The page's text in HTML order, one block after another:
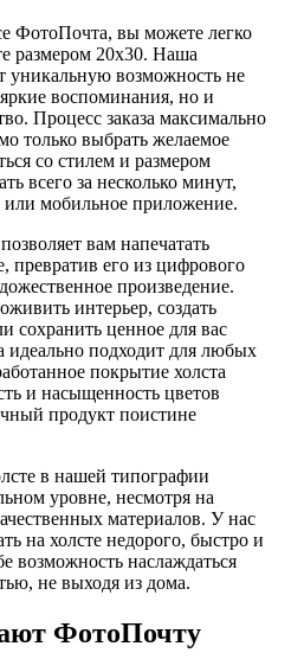
ФотоПочта, вы можете легко
размером 20х30. Наша
уникальную возможность не
воспоминания, но и
Процесс заказа максимально
только выбрать желаемое
со стилем и размером
всего за несколько минут,
или мобильное приложение.
вам напечатать
превратив его из цифрового
произведение.
интерьер, создать
сохранить ценное для вас
идеально подходит для любых
покрытие холста
и насыщенность цветов
продукт поистине
в нашей типографии
уровне, несмотря на
материалов. У нас
на холсте недорого, быстро и
возможность наслаждаться
не выходя из дома.
ФотоПочту